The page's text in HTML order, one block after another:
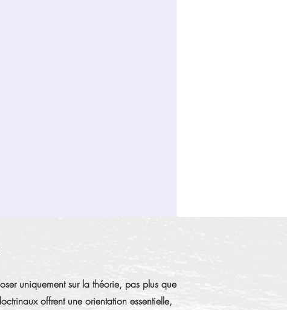
uniquement sur la théorie, pas plus que
offrent une orientation essentielle,